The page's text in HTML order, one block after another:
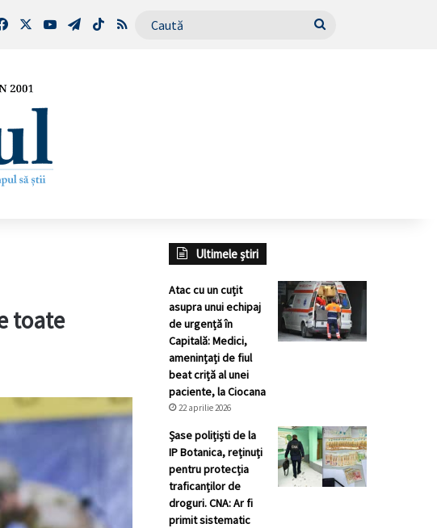
FacebookYouTubeTelegram
TikTokRSS Caută
toate
Ultimele știri
Atac cu un cuțit
asupra unui echipaj
de urgență în
Capitală: Medici,
amenințați de fiul
beat criță al unei
paciente, la Ciocana
22 aprilie 2026
Șase polițiști de la
IP Botanica, reținuți
pentru protecția
traficanților de
droguri. CNA: Ar fi
primit sistematic